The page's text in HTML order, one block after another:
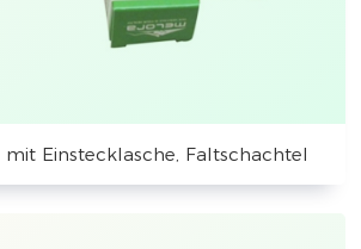
Einstecklasche, Faltschachtel